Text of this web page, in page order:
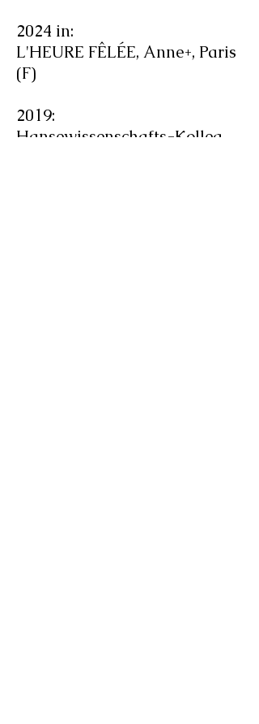
2024 in:
L'HEURE FÊLÉE, Anne+, Paris
(F)
2019:
Hansewissenschafts-Kolleg,